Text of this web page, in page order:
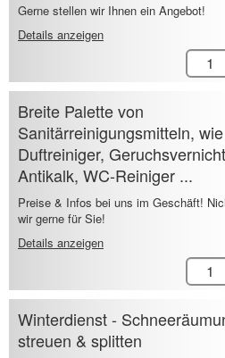
Gerne stellen wir Ihnen ein Angebot!
Details anzeigen
Breite Palette von
Sanitärreinigungsmitteln, wie
Duftreiniger,
Antikalk, WC-Reiniger ...
Preise & Infos bei uns im Geschäft!
wir gerne für Sie!
Details anzeigen
Winterdienst -
streuen & splitten